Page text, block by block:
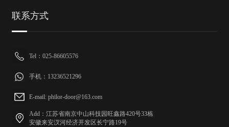
联系方式
Tel：025-86605576
手机：13236521296
E-mail: philor-door@163.com
Add：江苏省南京中山科技园旺鑫路420号33栋
安徽来安汊河经济开发区长宁路19号